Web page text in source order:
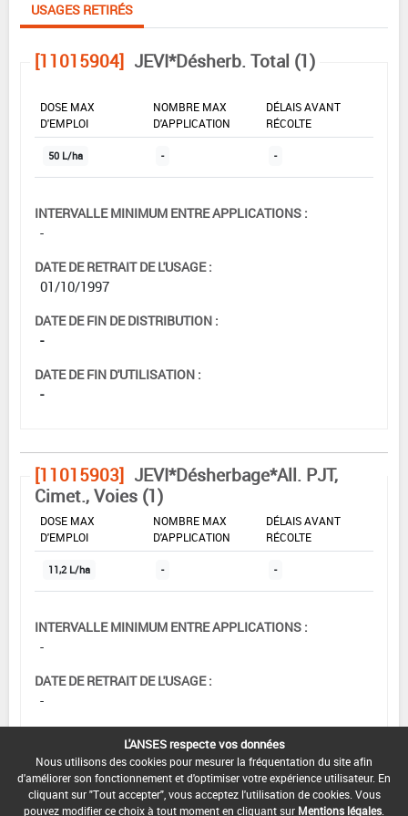
USAGES RETIRÉS
[11015904] JEVI*Désherb. Total (1)
DOSE MAX
D'EMPLOI
NOMBRE MAX
D'APPLICATION
DÉLAIS AVANT
RÉCOLTE
50 L/ha - -
INTERVALLE MINIMUM ENTRE APPLICATIONS :
-
DATE DE RETRAIT DE L'USAGE :
01/10/1997
DATE DE FIN DE DISTRIBUTION :
-
DATE DE FIN D'UTILISATION :
-
[11015903] JEVI*Désherbage*All. PJT,
Cimet., Voies (1)
DOSE MAX
D'EMPLOI
NOMBRE MAX
D'APPLICATION
DÉLAIS AVANT
RÉCOLTE
11,2 L/ha - -
INTERVALLE MINIMUM ENTRE APPLICATIONS :
-
DATE DE RETRAIT DE L'USAGE :
-
DATE DE FIN DE DISTRIBUTION :
30/05/2008
DATE DE FIN D'UTILISATION :
13/12/2008
L'ANSES respecte vos données
Nous utilisons des cookies pour mesurer la fréquentation du site afin
d'améliorer son fonctionnement et d'optimiser votre expérience utilisateur. En
cliquant sur "Tout accepter", vous acceptez l'utilisation de cookies. Vous
pouvez modifier ce choix à tout moment en cliquant sur Mentions légales